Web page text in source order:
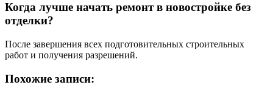
Когда лучше начать ремонт в новостройке без
отделки?
После завершения всех подготовительных строительных
работ и получения разрешений.
Похожие записи: